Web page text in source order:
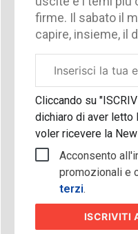
firme. Il sabato il
capire, insieme, il
aziendale
Cliccando su
dichiaro di aver letto
voler ricevere la
Acconsento
promozionali e
terzi.
ISCRIVITI